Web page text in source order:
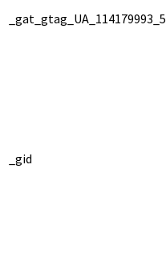
_gat_gtag_UA_114179993_5
_gid